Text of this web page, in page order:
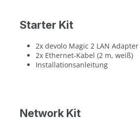
Starter Kit
2x devolo Magic 2 LAN Adapter
2x Ethernet-Kabel (2 m, weiß)
Installationsanleitung
Network Kit